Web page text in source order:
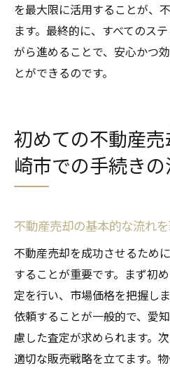
を最大限に活用することが、
ます。最終的に、すべてのス
がら進めることで、安心かつ
とができるのです。
初めての不動産
崎市での手続き
不動産売却の基本的な流れ
不動産売却を成功させるため
することが重要です。まず初
定を行い、市場価格を把握し
依頼することが一般的で、愛
慮した査定が求められます。
適切な販売戦略を立てます。